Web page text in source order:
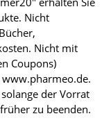
Nicht
Nicht mit
Coupons)
der Vorrat
zu beenden.